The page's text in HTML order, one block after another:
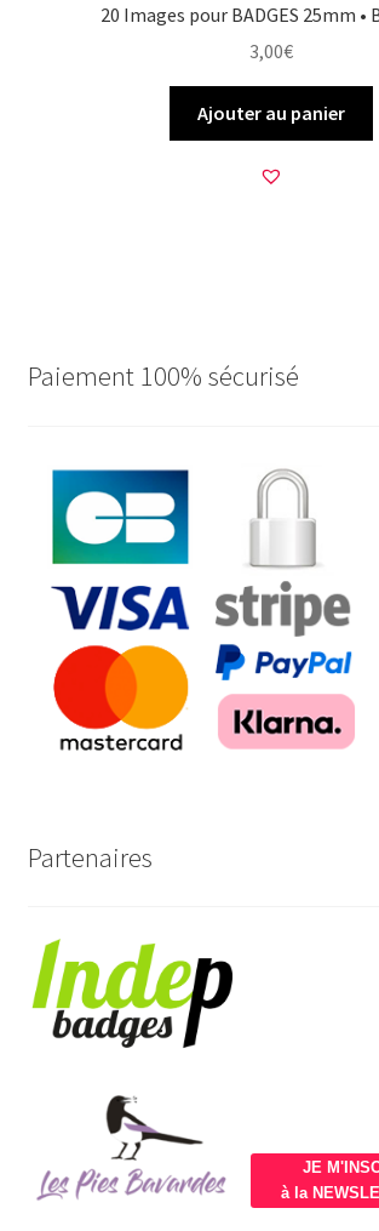
20 Images pour BADGES 25mm •
3,00€
Ajouter au panier
Paiement 100% sécurisé
Partenaires
JE
à la